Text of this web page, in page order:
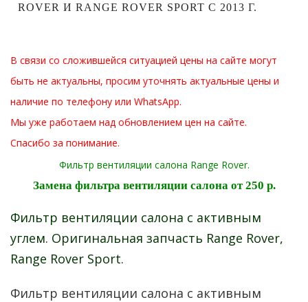
ROVER И RANGE ROVER SPORT C 2013 Г.
В связи со сложившейся ситуацией цены на сайте могут
быть не актуальны, просим уточнять актуальные цены и
наличие по телефону или WhatsApp.
Мы уже работаем над обновлением цен на сайте.
Спасибо за понимание.
Фильтр вентиляции салона Range Rover.
Замена фильтра вентиляции салона от 250 р.
Фильтр вентиляции салона c активным
углем. Оригинальная запчасть Range Rover,
Range Rover Sport.
Фильтр вентиляции салона с активным